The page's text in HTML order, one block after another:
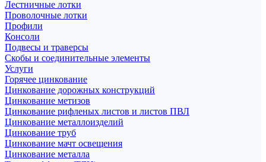
Лестничные лотки
Проволочные лотки
Профили
Консоли
Подвесы и траверсы
Скобы и соединительные элементы
Услуги
Горячее цинкование
Цинкование дорожных конструкций
Цинкование метизов
Цинкование рифленых листов и листов ПВЛ
Цинкование металлоизделий
Цинкование труб
Цинкование мачт освещения
Цинкование металла